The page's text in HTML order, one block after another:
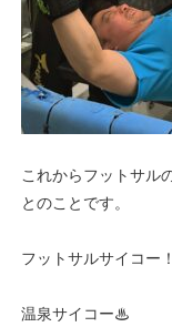
これからフットサル
とのことです。
フットサルサイコー
温泉サイコー♨